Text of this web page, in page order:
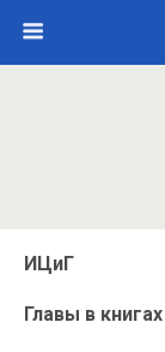
ИЦиГ
Главы в книгах